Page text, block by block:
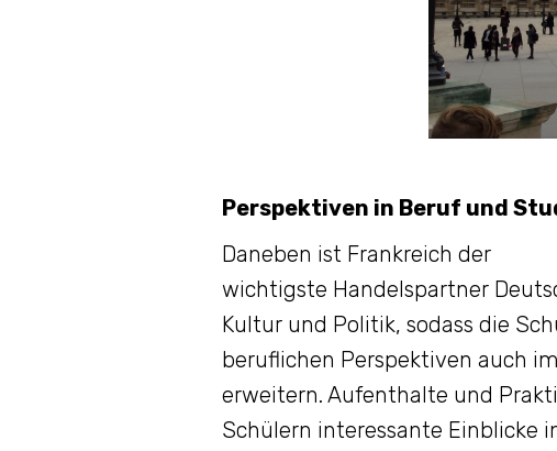
Perspektiven in Beruf und
Daneben ist Frankreich der
wichtigste Handelspartner
Kultur und Politik, sodass die
beruflichen Perspektiven auch
erweitern. Aufenthalte und
Schülern interessante Einblicke